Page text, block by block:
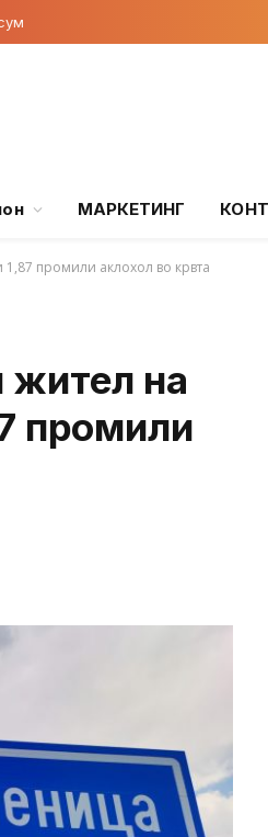
МАРКЕТИНГ
промили аклохол во крвта
на
промили